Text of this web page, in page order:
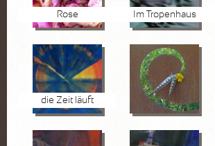
Rose Im Tropenhaus
die Zeit läuft